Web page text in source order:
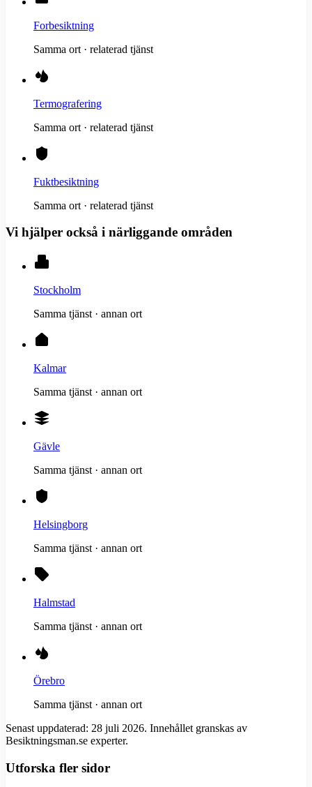
Forbesiktning
Samma ort · relaterad tjänst
Termografering
Samma ort · relaterad tjänst
Fuktbesiktning
Samma ort · relaterad tjänst
Vi hjälper också i närliggande områden
Stockholm
Samma tjänst · annan ort
Kalmar
Samma tjänst · annan ort
Gävle
Samma tjänst · annan ort
Helsingborg
Samma tjänst · annan ort
Halmstad
Samma tjänst · annan ort
Örebro
Samma tjänst · annan ort
Senast uppdaterad: 28 juli 2026. Innehållet granskas av
Besiktningsman.se experter.
Utforska fler sidor